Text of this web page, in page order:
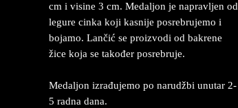
cm i visine 3 cm. Medaljon je napravljen od
legure cinka koji kasnije posrebrujemo i
bojamo. Lančić se proizvodi od bakrene
žice koja se također posrebruje.
Medaljon izrađujemo po narudžbi unutar 2-
5 radna dana.